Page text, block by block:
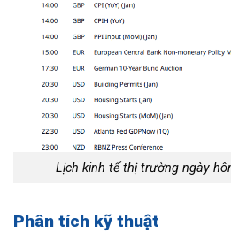
Lịch kinh tế thị trường ngày
Phân tích kỹ thuật